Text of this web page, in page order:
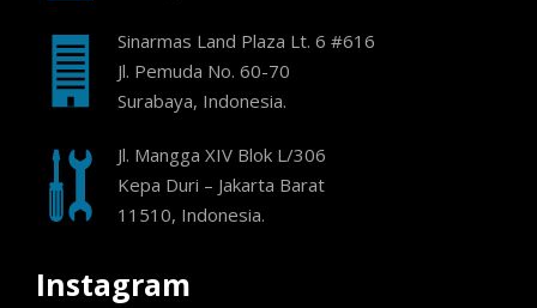
Sinarmas Land Plaza Lt. 6 #616
Jl. Pemuda No. 60-70
Surabaya, Indonesia.
Jl. Mangga XIV Blok L/306
Kepa Duri – Jakarta Barat
11510, Indonesia.
Instagram